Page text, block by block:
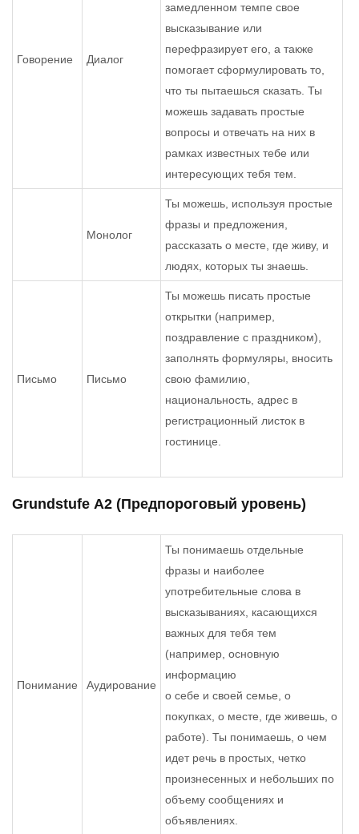
Говорение Диалог
замедленном темпе свое
высказывание или
перефразирует его, а также
помогает сформулировать то,
что ты пытаешься сказать. Ты
можешь задавать простые
вопросы и отвечать на них в
рамках известных тебе или
интересующих тебя тем.
Монолог
Ты можешь, используя простые
фразы и предложения,
рассказать о месте, где живу, и
людях, которых ты знаешь.
Письмо Письмо
Ты можешь писать простые
открытки (например,
поздравление с праздником),
заполнять формуляры, вносить
свою фамилию,
национальность, адрес в
регистрационный листок в
гостинице.
Grundstufe А2 (Предпороговый уровень)
Понимание Аудирование
Ты понимаешь отдельные
фразы и наиболее
употребительные слова в
высказываниях, касающихся
важных для тебя тем
(например, основную
информацию
о себе и своей семье, о
покупках, о месте, где живешь, о
работе). Ты понимаешь, о чем
идет речь в простых, четко
произнесенных и небольших по
объему сообщениях и
объявлениях.